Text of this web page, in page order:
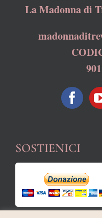
La Madonna di
SOSTIENICI